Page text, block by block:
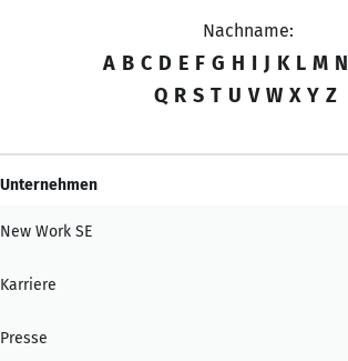
Nachname:
A B C D E F G H I J K L M N
Q R S T U V W X Y Z
Unternehmen
New Work SE
Karriere
Presse